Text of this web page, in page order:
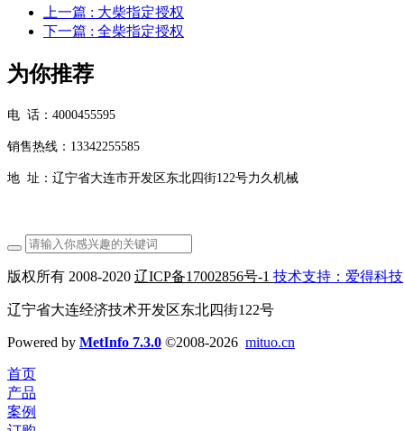
上一篇 : 大柴指定授权
下一篇 : 全柴指定授权
为你推荐
电 话：4000455595
销售热线：13342255585
地 址：辽宁省大连市开发区东北四街122号力久机械
版权所有 2008-2020 辽ICP备17002856号-1 技术支持：爱得科技
辽宁省大连经济技术开发区东北四街122号
Powered by MetInfo 7.3.0 ©2008-2026 mituo.cn
首页
产品
案例